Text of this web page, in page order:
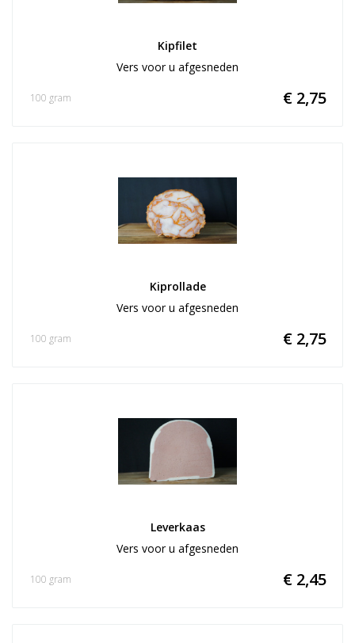
Kipfilet
Vers voor u afgesneden
€ 2,75
100 gram
Kiprollade
Vers voor u afgesneden
€ 2,75
100 gram
Leverkaas
Vers voor u afgesneden
€ 2,45
100 gram